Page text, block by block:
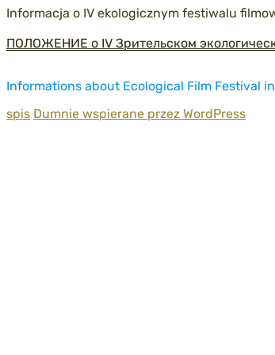
Informacja o IV ekologicznym festiwalu
ПОЛОЖЕНИЕ о IV Зрительском
Informations about Ecological Film Festival
spis Dumnie wspierane przez WordPress